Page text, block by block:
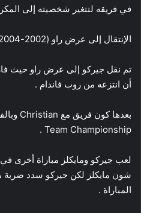
في فريقه لتتغير شخصيته إلى
الإنتقال إلى عرض راو (2002-2004) :
تم نقل جيركو إلى عرض راو حيث
أن انتزعه من روب فاندام .
Team Championship .
شون مايكلز لكن جيركو سدد ضربة
المباراة .